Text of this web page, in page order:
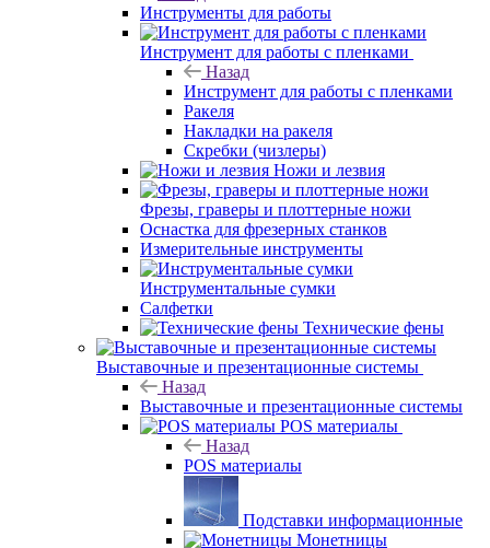
Инструменты для работы
Инструмент для работы с пленками
Назад
Инструмент для работы с пленками
Ракеля
Накладки на ракеля
Скребки (чизлеры)
Ножи и лезвия
Фрезы, граверы и плоттерные ножи
Оснастка для фрезерных станков
Измерительные инструменты
Инструментальные сумки
Салфетки
Технические фены
Выставочные и презентационные системы
Назад
Выставочные и презентационные системы
POS материалы
Назад
POS материалы
Подставки информационные
Монетницы